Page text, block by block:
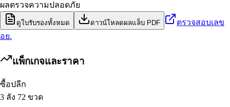
ผลตรวจความปลอดภัย
ดูใบรับรองทั้งหมด ดาวน์โหลดผลแล็บ PDF
ตรวจสอบเลข
อย.
แพ็กเกจและราคา
ซื้อปลีก
3 ลัง 72 ขวด